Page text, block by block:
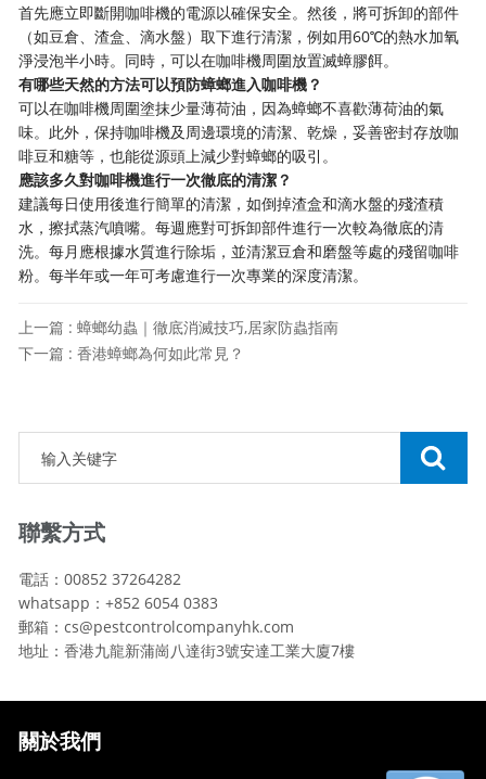
首先應立即斷開咖啡機的電源以確保安全。然後，將可拆卸的部件
（如豆倉、渣盒、滴水盤）取下進行清潔，例如用60℃的熱水加氧
淨浸泡半小時。同時，可以在咖啡機周圍放置滅蟑膠餌。
有哪些天然的方法可以預防蟑螂進入咖啡機？
可以在咖啡機周圍塗抹少量薄荷油，因為蟑螂不喜歡薄荷油的氣
味。此外，保持咖啡機及周邊環境的清潔、乾燥，妥善密封存放咖
啡豆和糖等，也能從源頭上減少對蟑螂的吸引。
應該多久對咖啡機進行一次徹底的清潔？
建議每日使用後進行簡單的清潔，如倒掉渣盒和滴水盤的殘渣積
水，擦拭蒸汽噴嘴。每週應對可拆卸部件進行一次較為徹底的清
洗。每月應根據水質進行除垢，並清潔豆倉和磨盤等處的殘留咖啡
粉。每半年或一年可考慮進行一次專業的深度清潔。
上一篇 : 蟑螂幼蟲｜徹底消滅技巧,居家防蟲指南
下一篇 : 香港蟑螂為何如此常見？
聯繫方式
電話：00852 37264282
whatsapp：+852 6054 0383
郵箱：cs@pestcontrolcompanyhk.com
地址：香港九龍新蒲崗八達街3號安達工業大廈7樓
關於我們